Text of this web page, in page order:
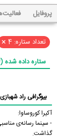
پروفایل
تعداد ستاره: 4 ×
ستاره داده شده (754)
بیوگرافی راد شهبازی
آکیرا کوروساوا:
- سینما رسانه‌ی
گذاشت.